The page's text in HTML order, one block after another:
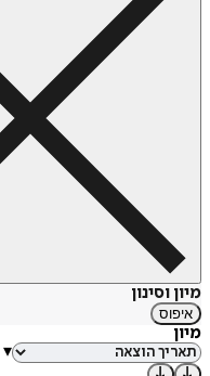
מיון וסינון
איפוס
מיון
▾